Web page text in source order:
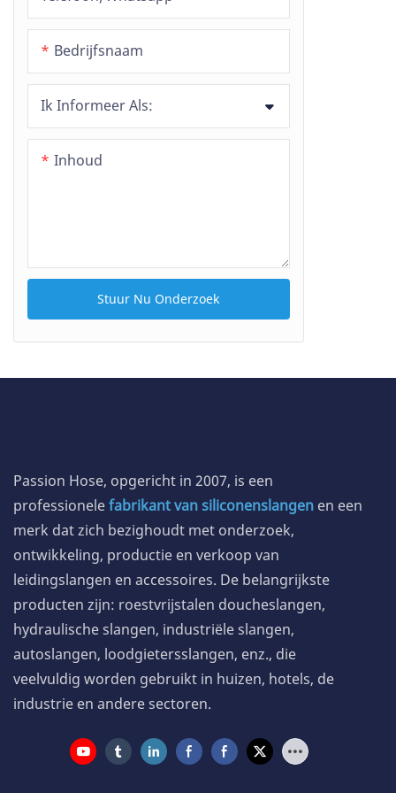
voor waterpijp
RV-waterslang
Uittrekbare slang
Bedrijfsnaam
Ik Informeer Als:
Inhoud
Stuur Nu Onderzoek
Passion Hose, opgericht in 2007, is een
professionelefabrikant van siliconenslangen en een
merk dat zich bezighoudt met onderzoek,
ontwikkeling, productie en verkoop van
leidingslangen en accessoires. De belangrijkste
producten zijn: roestvrijstalen doucheslangen,
hydraulische slangen, industriële slangen,
autoslangen, loodgietersslangen, enz., die
veelvuldig worden gebruikt in huizen, hotels, de
industrie en andere sectoren.